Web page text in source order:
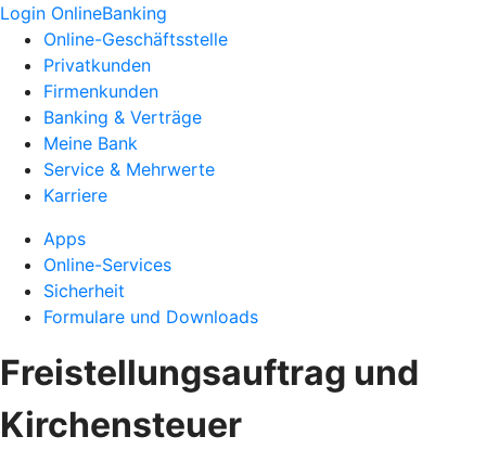
Login OnlineBanking
Online-Geschäftsstelle
Privatkunden
Firmenkunden
Banking & Verträge
Meine Bank
Service & Mehrwerte
Karriere
Apps
Online-Services
Sicherheit
Formulare und Downloads
Freistellungsauftrag und
Kirchensteuer